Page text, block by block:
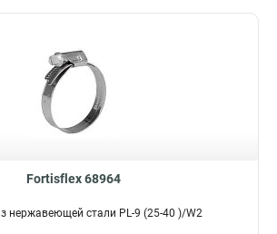
Fortisflex 68964
нержавеющей стали PL-9 (25-40 )/W2